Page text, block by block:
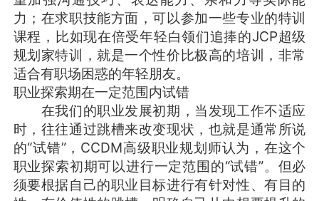
力；在求职技能方面，可以参加一些专业的特训
课程，比如现在倍受年轻白领们追捧的JCP超级
规划家特训，就是一个性价比极高的培训，非常
适合有职场困惑的年轻朋友。
职业探索期在一定范围内试错
在我们的职业发展初期，当发现工作不适应
时，往往通过跳槽来改变现状，也就是通常所说
的“试错”，CCDM高级职业规划师认为，在这个
职业探索初期可以进行一定范围的“试错”。但必
须要根据自己的职业目标进行有针对性、有目的